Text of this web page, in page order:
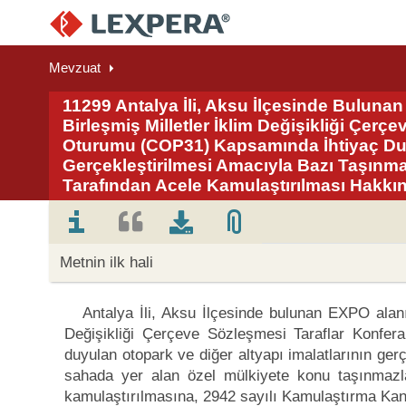
Mevzuat
11299 Antalya İli, Aksu İlçesinde
Birleşmiş Milletler İklim Değişikliği
Oturumu (COP31) Kapsamında İhtiyaç
Gerçekleştirilmesi Amacıyla Bazı
Tarafından Acele Kamulaştırılması
Metnin ilk hali
Antalya İli, Aksu İlçesinde bulunan EXPO
Değişikliği Çerçeve Sözleşmesi Taraflar
duyulan otopark ve diğer altyapı imalatlarının
sahada yer alan özel mülkiyete konu
kamulaştırılmasına, 2942 sayılı Kamulaştırma